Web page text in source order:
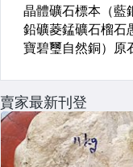
賣家最新刊登